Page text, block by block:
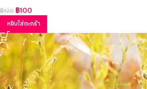
฿120 ฿100
หยิบใส่ตะกร้า